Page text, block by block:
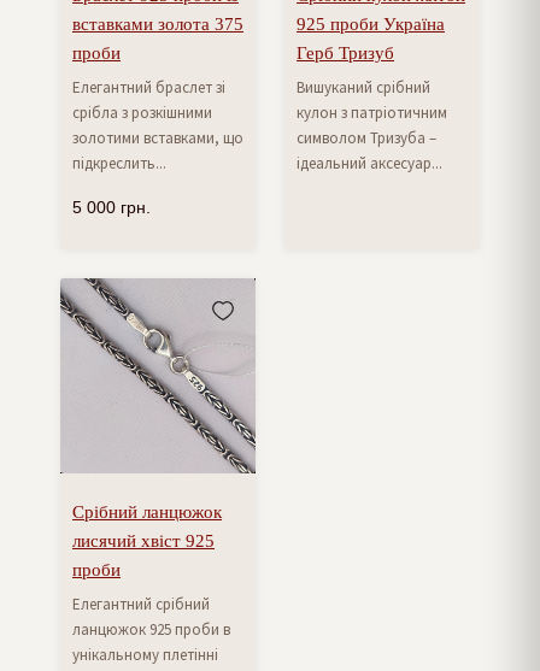
вставками золота 375
проби
Елегантний браслет зі
срібла з розкішними
золотими вставками, що
підкреслить...
5 000 грн.
925 проби Україна
Герб Тризуб
Вишуканий срібний
кулон з патріотичним
символом Тризуба –
ідеальний аксесуар...
Срібний ланцюжок
лисячий хвіст 925
проби
Елегантний срібний
ланцюжок 925 проби в
унікальному плетінні